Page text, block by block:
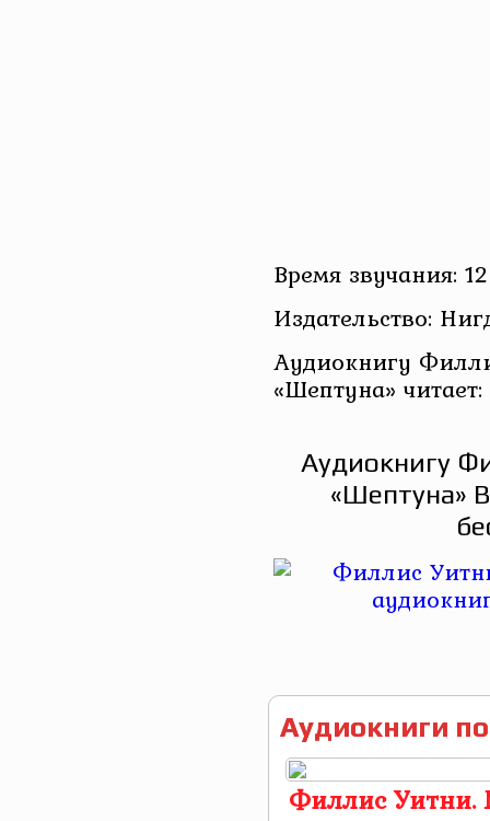
Время звучания:
Издательство:
Аудиокнигу
«Шептуна»
Аудиокнигу
«Шептуна»
Аудиокниги
Филлис Уитни.